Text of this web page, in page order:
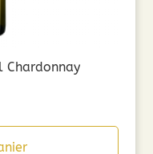
Chardonnay